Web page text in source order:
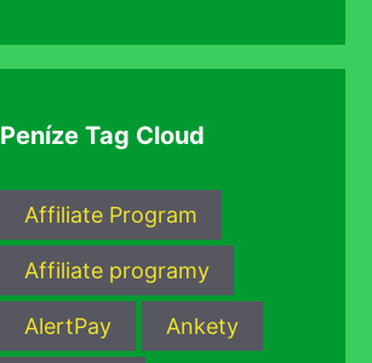
Peníze Tag Cloud
Affiliate Program
Affiliate programy
AlertPay Ankety